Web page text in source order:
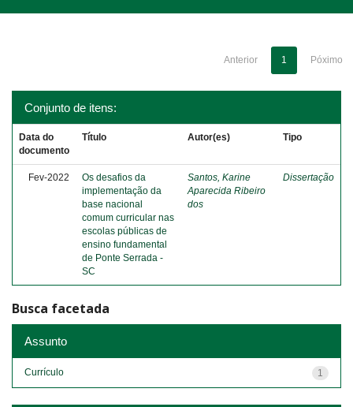
Anterior 1 Póximo
Conjunto de itens:
Data do
documento
Título Autor(es) Tipo
Fev-2022
Os desafios da
implementação da
base nacional
comum curricular nas
escolas públicas de
ensino fundamental
de Ponte Serrada -
SC
Santos, Karine
Aparecida Ribeiro
dos
Dissertação
Busca facetada
Assunto
1
Currículo